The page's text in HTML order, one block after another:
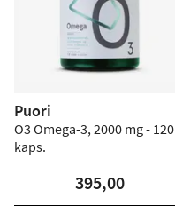
Puori
O3 Omega-3, 2000 mg - 120
kaps.
395,00